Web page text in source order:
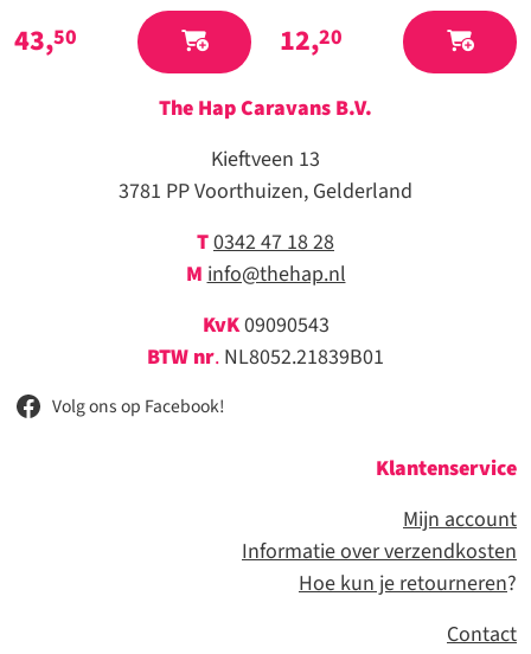
43,50 12,20
The Hap Caravans B.V.
Kieftveen 13
3781 PP Voorthuizen, Gelderland
T0342 47 18 28
M info@thehap.nl
KvK09090543
BTW nr. NL8052.21839B01
Volg ons op Facebook!
Klantenservice
Mijn account
Informatie over verzendkosten
Hoe kun je retourneren?
Contact